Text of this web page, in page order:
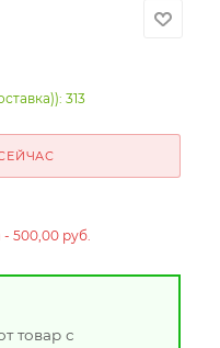
313
500,00 руб.
товар с